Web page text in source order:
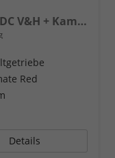
Comfort 1.6 T-GDI 2WD / LED PDC V&H + Kamera Sitz Lenkradheizung Alu 18"
Red
Details